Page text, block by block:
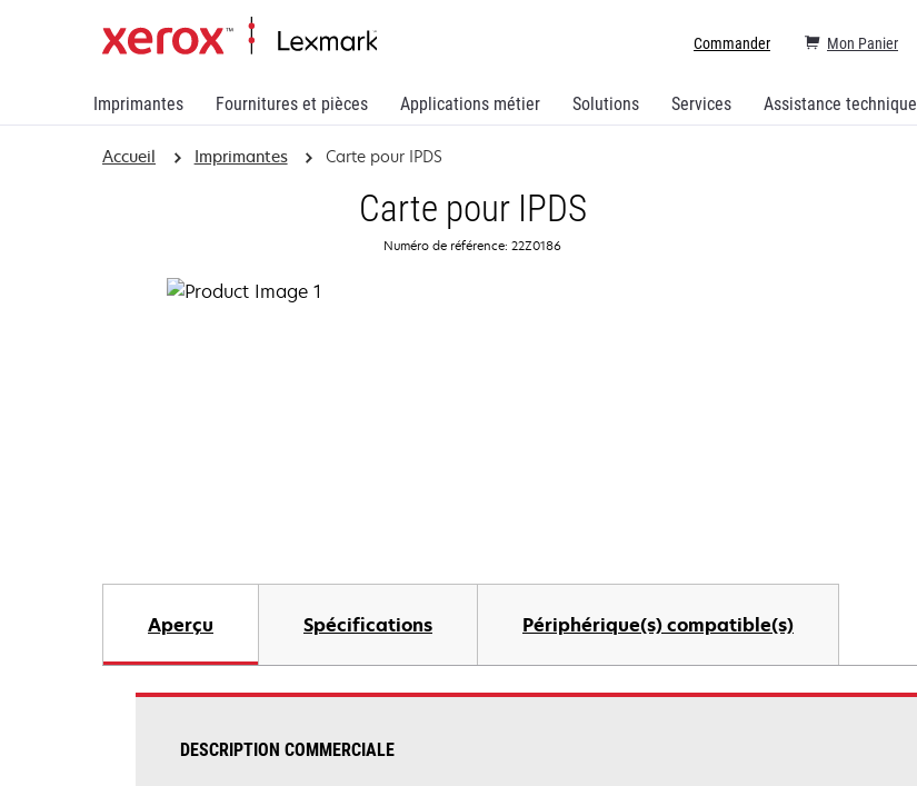
Imprimantes Fournitures et pièces Applications métier Solutions Services Assistance technique
Mon Panier
Commander
Accueil Imprimantes Carte pour IPDS
Carte pour IPDS
Numéro de référence: 22Z0186
Aperçu Spécifications Périphérique(s) compatible(s)
DESCRIPTION COMMERCIALE